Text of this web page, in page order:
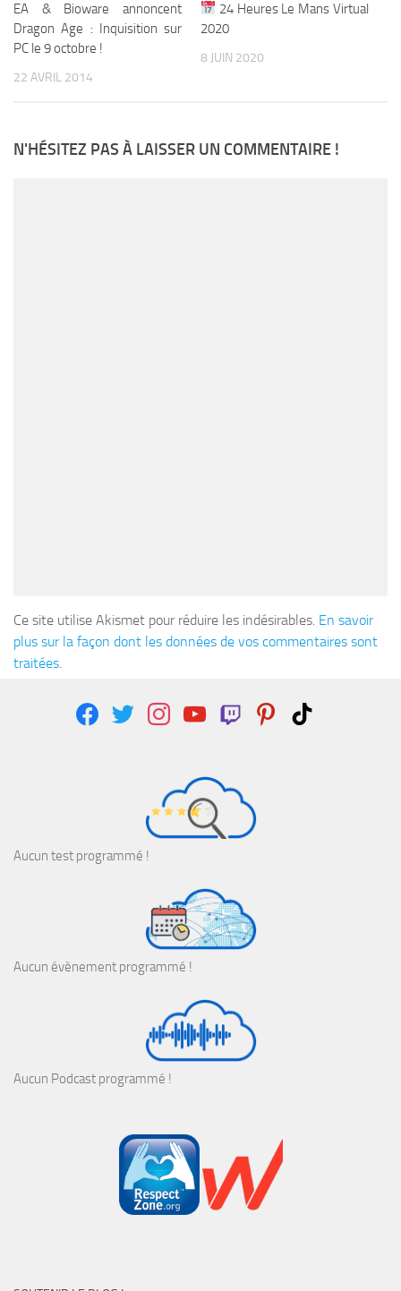
EA & Bioware annoncent
Dragon Age : Inquisition sur
PC le 9 octobre !
22 AVRIL 2014
24 Heures Le Mans Virtual
2020
8 JUIN 2020
N'HÉSITEZ PAS À LAISSER UN COMMENTAIRE !
Ce site utilise Akismet pour réduire les indésirables. En savoir
plus sur la façon dont les données de vos commentaires sont
traitées
facebooktwitter instagramyoutubetwitch pinteresttiktok
Aucun test programmé !
Aucun évènement programmé !
Aucun Podcast programmé !